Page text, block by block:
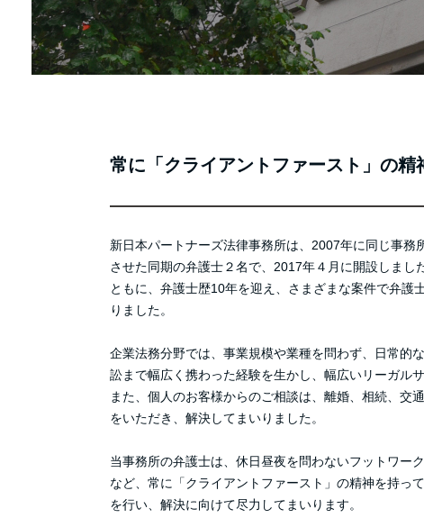
常に「クライアントファースト」の
新日本パートナーズ法律事務所は、2007年に同じ事務
させた同期の弁護士２名で、2017年４月に開設しました
ともに、弁護士歴10年を迎え、さまざまな案件で弁護
りました。
企業法務分野では、事業規模や業種を問わず、日常的
訟まで幅広く携わった経験を生かし、幅広いリーガル
また、個人のお客様からのご相談は、離婚、相続、交
をいただき、解決してまいりました。
当事務所の弁護士は、休日昼夜を問わないフットワー
など、常に「クライアントファースト」の精神を持っ
を行い、解決に向けて尽力してまいります。